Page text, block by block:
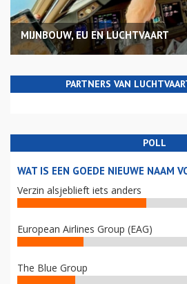
MIJNBOUW, EU EN LUCHTVAART
PARTNERS VAN
POLL
WAT IS EEN GOEDE NIEUWE NAAM
Verzin alsjeblieft iets anders
European Airlines Group (EAG)
The Blue Group